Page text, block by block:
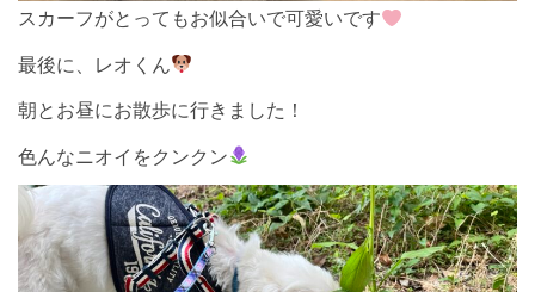
スカーフがとってもお似合いで可愛いです
最後に、レオくん
朝とお昼にお散歩に行きました！
色んなニオイをクンクン